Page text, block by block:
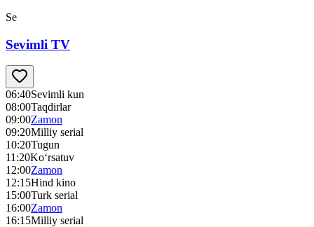
Se
Sevimli TV
06:40Sevimli kun
08:00Taqdirlar
09:00Zamon
09:20Milliy serial
10:20Tugun
11:20Ko‘rsatuv
12:00Zamon
12:15Hind kino
15:00Turk serial
16:00Zamon
16:15Milliy serial